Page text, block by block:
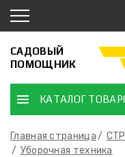
САДОВЫЙ
ПОМОЩНИК
КАТАЛОГ
Главная страница
Уборочная техника